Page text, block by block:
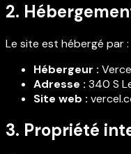
2.
Le site est hébergé par :
Hébergeur :
Adresse : 340 S
Site web :
3. Propriété